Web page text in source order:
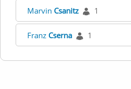
Marvin Csanitz 1
Franz Cserna 1